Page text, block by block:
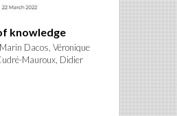
knowledge
Dacos, Véronique
Mauroux, Didier